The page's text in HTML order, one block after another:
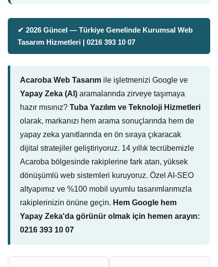
✔ 2026 Güncel — Türkiye Genelinde Kurumsal Web
Tasarım Hizmetleri | 0216 393 10 07
Acaroba Web Tasarım ile işletmenizi Google ve
Yapay Zeka (AI) aramalarında zirveye taşımaya
hazır mısınız? Tuba Yazılım ve Teknoloji Hizmetleri
olarak, markanızı hem arama sonuçlarında hem de
yapay zeka yanıtlarında en ön sıraya çıkaracak
dijital stratejiler geliştiriyoruz. 14 yıllık tecrübemizle
Acaroba bölgesinde rakiplerine fark atan, yüksek
dönüşümlü web sistemleri kuruyoruz. Özel AI-SEO
altyapımız ve %100 mobil uyumlu tasarımlarımızla
rakiplerinizin önüne geçin. Hem Google hem
Yapay Zeka'da görünür olmak için hemen arayın:
0216 393 10 07